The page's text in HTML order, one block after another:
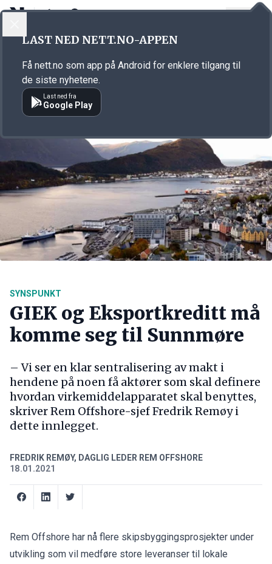
Annonsørinnhold
SYNSPUNKT
GIEK og Eksportkreditt må
komme seg til Sunnmøre
– Vi ser en klar sentralisering av makt i
hendene på noen få aktører som skal definere
hvordan virkemiddelapparatet skal benyttes,
skriver Rem Offshore-sjef Fredrik Remøy i
dette innlegget.
FREDRIK REMØY, DAGLIG LEDER REM OFFSHORE
18.01.2021
Rem Offshore har nå flere skipsbyggingsprosjekter under
utvikling som vil medføre store leveranser til lokale
LAST NED NETT.NO-APPEN
Få nett.no som app på Android for enklere tilgang til
de siste nyhetene.
Last ned fra
Google Play